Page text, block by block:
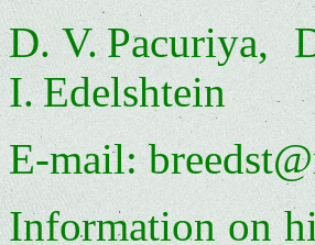
D. V. Pacuriya,
I. Edelshtein
E‑mail:
Information on